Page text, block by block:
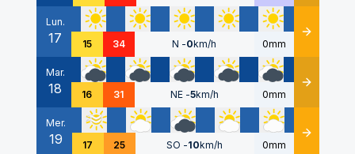
Lun.
17 15 34 N -0km/h 0mm Détails
Mar.
18 16 31 NE -5km/h 0mm Détails
Mer.
19 17 25 SO -10km/h 0mm Détails